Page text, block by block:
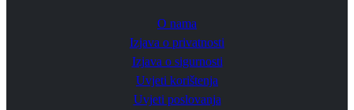
O nama
Izjava o privatnosti
Izjava o sigurnosti
Uvjeti korištenja
Uvjeti poslovanja